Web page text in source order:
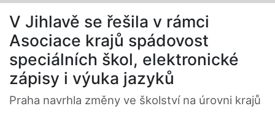
V Jihlavě se řešila v rámci
Asociace krajů spádovost
speciálních škol, elektronické
zápisy i výuka jazyků
Praha navrhla změny ve školství na úrovni krajů